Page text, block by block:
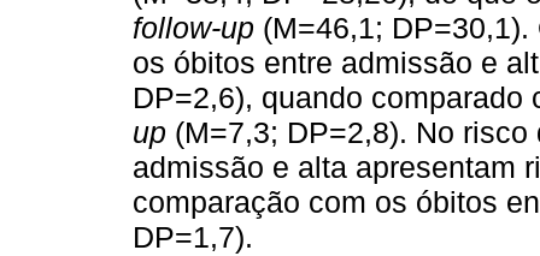
follow-up (M=46,1;
os óbitos entre admissão e
DP=2,6), quando
up (M=7,3; DP=2,8). No
admissão e alta apresentam
comparação com os óbitos
DP=1,7).